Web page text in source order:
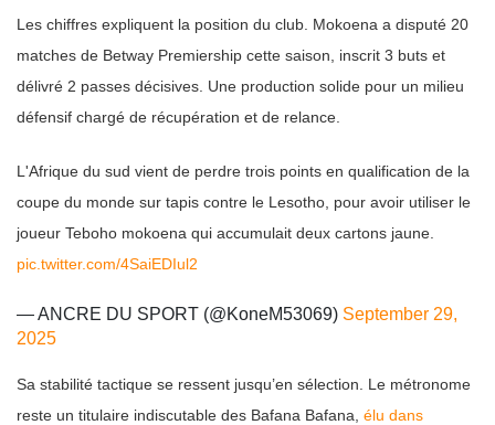
Les chiffres expliquent la position du club. Mokoena a disputé 20
matches de Betway Premiership cette saison, inscrit 3 buts et
délivré 2 passes décisives. Une production solide pour un milieu
défensif chargé de récupération et de relance.
L'Afrique du sud vient de perdre trois points en qualification de la
coupe du monde sur tapis contre le Lesotho, pour avoir utiliser le
joueur Teboho mokoena qui accumulait deux cartons jaune.
pic.twitter.com/4SaiEDIul2
— ANCRE DU SPORT (@KoneM53069) September 29,
2025
Sa stabilité tactique se ressent jusqu’en sélection. Le métronome
reste un titulaire indiscutable des Bafana Bafana, élu dans